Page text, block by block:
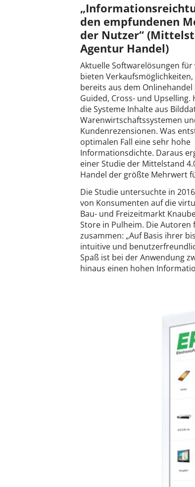
den empfundenen
der Nutzer“
Agentur Handel)
Aktuelle Softwarelösungen für
bieten
bereits aus dem Onlinehandel
Guided, Cross- und Upselling.
die Systeme Inhalte aus
Warenwirtschaftssystemen
Kundenrezensionen. Was
optimalen Fall eine sehr hohe
Informationsdichte. Daraus
einer Studie der Mittelstand
Handel der größte Mehrwert
Die Studie untersuchte in
von Konsumenten auf die
Bau- und Freizeitmarkt
Store in Pulheim. Die Autoren
zusammen: „Auf Basis ihrer
intuitive und
Spaß ist bei der Anwendung
hinaus einen hohen